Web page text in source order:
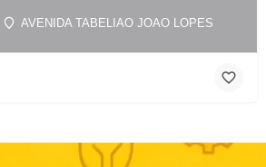
AVENIDA TABELIAO JOAO LOPES